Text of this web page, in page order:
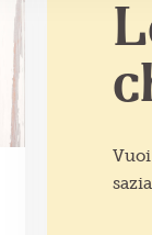
SALUTE